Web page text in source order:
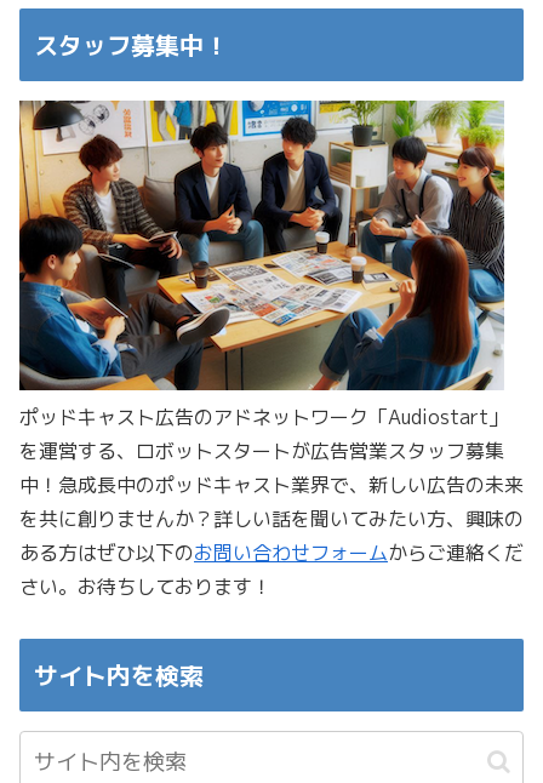
スタッフ募集中！
ポッドキャスト広告のアドネットワーク「Audiostart」
を運営する、ロボットスタートが広告営業スタッフ募集
中！急成長中のポッドキャスト業界で、新しい広告の未来
を共に創りませんか？詳しい話を聞いてみたい方、興味の
ある方はぜひ以下のお問い合わせフォームからご連絡くだ
さい。お待ちしております！
サイト内を検索